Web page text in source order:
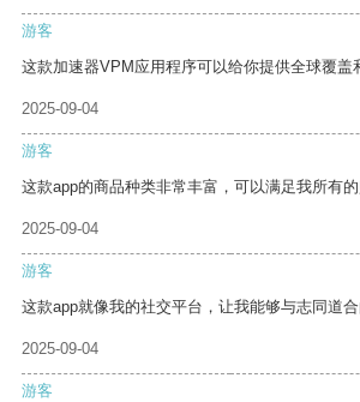
游客
这款加速器VPM应用程序可以给你提供全球覆盖
2025-09-04
游客
这款app的商品种类非常丰富，可以满足我所有的
2025-09-04
游客
这款app就像我的社交平台，让我能够与志同道合
2025-09-04
游客